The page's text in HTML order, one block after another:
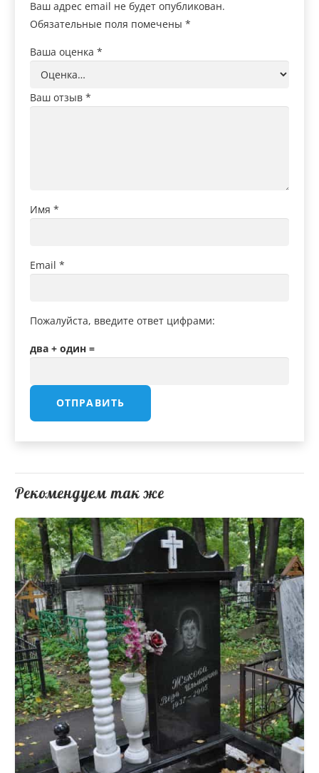
Ваш адрес email не будет опубликован.
Обязательные поля помечены *
Ваша оценка *
Ваш отзыв *
Имя *
Email *
Пожалуйста, введите ответ цифрами:
два + один =
Рекомендуем так же